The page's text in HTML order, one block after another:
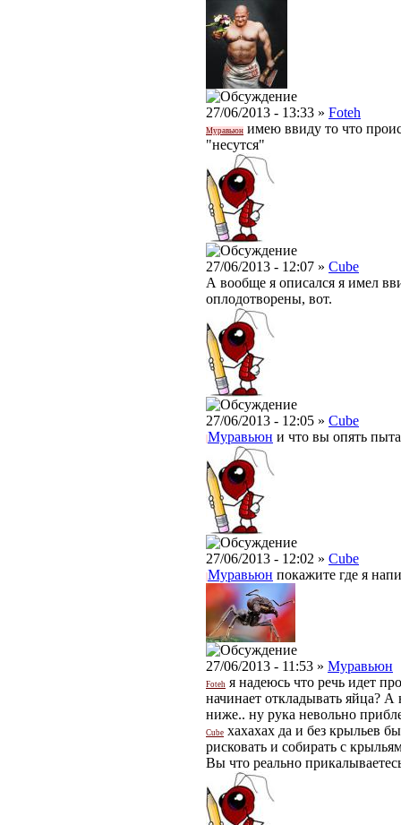
27/06/2013 - 13:33 » Foteh
Муравьюн имею ввиду то что
"несутся"
27/06/2013 - 12:07 » Cube
А вообще я описался я имел
оплодотворены, вот.
27/06/2013 - 12:05 » Cube
Муравьюн и что вы опять
27/06/2013 - 12:02 » Cube
Муравьюн покажите где я
27/06/2013 - 11:53 » Муравьюн
Foteh я надеюсь что речь идет
начинает откладывать яйца?
ниже.. ну рука невольно
Cube хахахах да и без крыльев
рисковать и собирать с
Вы что реально